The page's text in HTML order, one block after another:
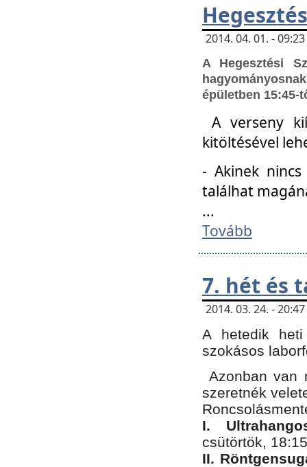
2014. 04. 01. -
A Hegesztési
épületben 15:45-
A verseny
kitöltésével
- Akinek
találhat
...
Tovább
7. hét és
2014. 03. 24. -
A hetedik
szokásos
Azonban van
szeretnék
I.
csütörtök,
II.